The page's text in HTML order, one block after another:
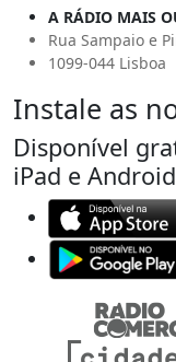
A RÁDIO MAIS
Rua Sampaio e
1099-044 Lisboa
Instale as
Disponível
iPad e Android